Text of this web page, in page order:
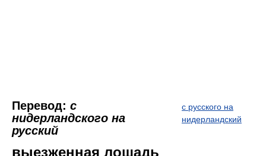
Перевод: с
нидерландского на
русский
с русского на
нидерландский
выезженная лошадь